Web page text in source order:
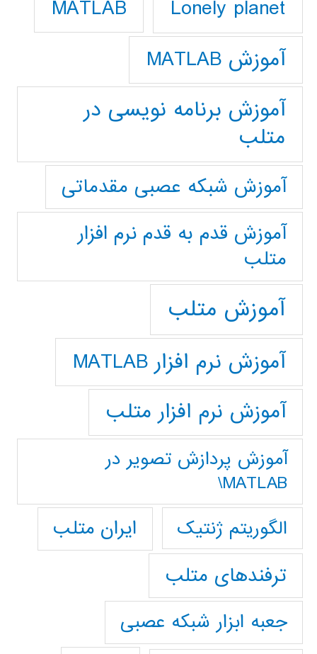
Lonely planet
MATLAB
آموزش MATLAB
آموزش برنامه نویسی در
متلب
آموزش شبکه عصبی مقدماتی
آموزش قدم به قدم نرم افزار
متلب
آموزش متلب
آموزش نرم افزار MATLAB
آموزش نرم افزار متلب
آموزش پردازش تصوير در
MATLAB\
الگوریتم ژنتیک
ایران متلب
ترفندهای متلب
جعبه ابزار شبکه عصبی